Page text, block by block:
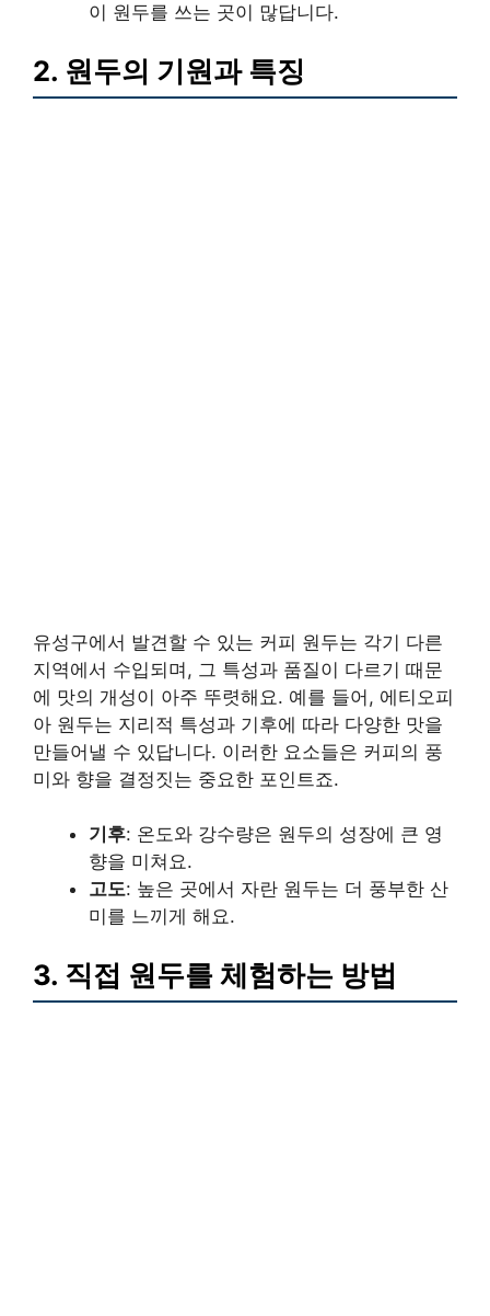
이 원두를 쓰는 곳이 많답니다.
2. 원두의 기원과 특징
유성구에서 발견할 수 있는 커피 원두는 각기 다른
지역에서 수입되며, 그 특성과 품질이 다르기 때문
에 맛의 개성이 아주 뚜렷해요. 예를 들어, 에티오피
아 원두는 지리적 특성과 기후에 따라 다양한 맛을
만들어낼 수 있답니다. 이러한 요소들은 커피의 풍
미와 향을 결정짓는 중요한 포인트죠.
기후: 온도와 강수량은 원두의 성장에 큰 영
향을 미쳐요.
고도: 높은 곳에서 자란 원두는 더 풍부한 산
미를 느끼게 해요.
3. 직접 원두를 체험하는 방법